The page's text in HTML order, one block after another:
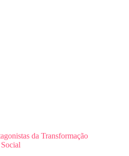
da Transformação